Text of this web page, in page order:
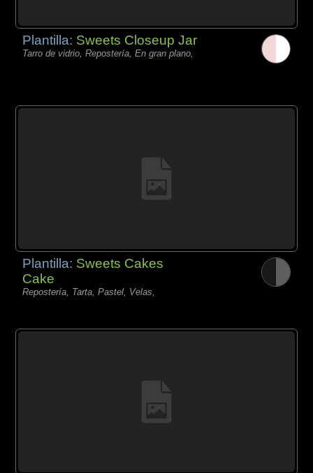
Plantilla: Sweets Closeup Jar
Tarro de vidrio, Repostería, En gran plano,
Plantilla: Sweets Cakes
Cake
Repostería, Tarta, Pastel, Velas,